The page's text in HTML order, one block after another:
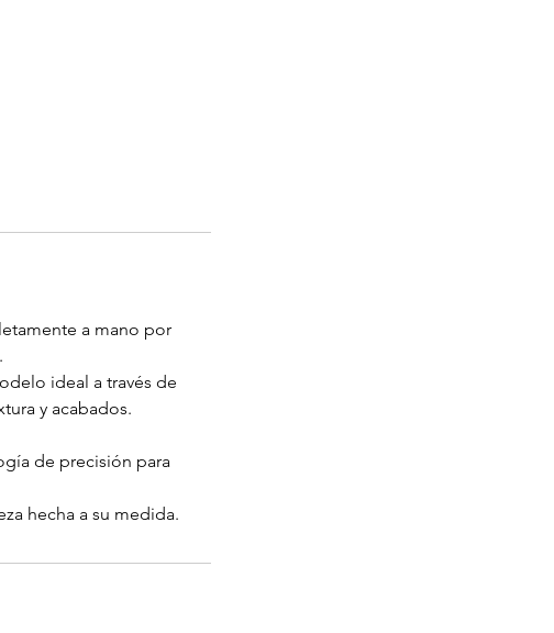
a mano por
ideal a través de
y acabados.
de precisión para
hecha a su medida.